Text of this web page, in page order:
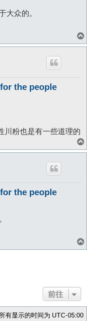
大众的。
the people
川粉也是有一些道理的
the people
前往
所有显示的时间为 UTC-05:00